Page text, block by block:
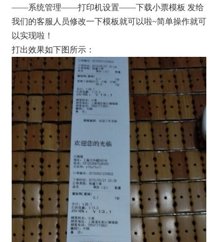
——系统管理——打印机设置——下载小票模板 发给
我们的客服人员修改一下模板就可以啦~简单操作就可
以实现啦！
打出效果如下图所示：